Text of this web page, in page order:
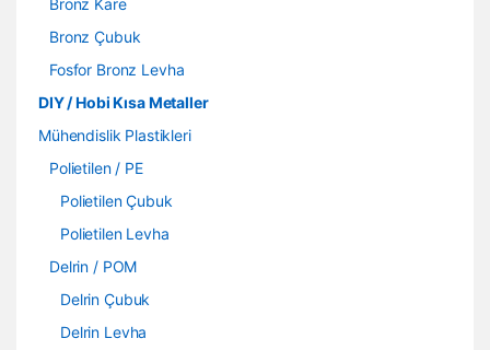
Bronz Çubuk
Fosfor Bronz Levha
DIY / Hobi Kısa Metaller
Mühendislik Plastikleri
Polietilen / PE
Polietilen Çubuk
Polietilen Levha
Delrin / POM
Delrin Çubuk
Delrin Levha